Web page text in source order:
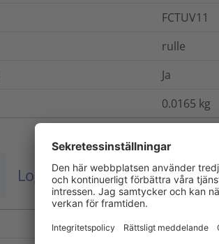
FCTUV11
rulle
Ja
0.0165 kg
Logistik och Förpackning
UL94 HB